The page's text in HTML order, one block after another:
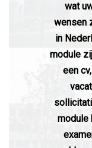
wat
wensen
in
module
een
module